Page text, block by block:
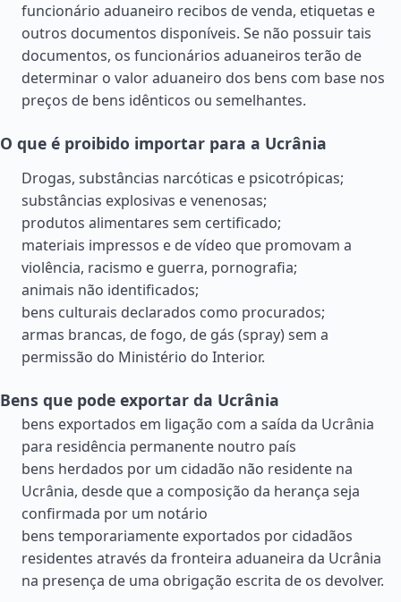
funcionário aduaneiro recibos de venda, etiquetas e
outros documentos disponíveis. Se não possuir tais
documentos, os funcionários aduaneiros terão de
determinar o valor aduaneiro dos bens com base nos
preços de bens idênticos ou semelhantes.
O que é proibido importar para a Ucrânia
Drogas, substâncias narcóticas e psicotrópicas;
substâncias explosivas e venenosas;
produtos alimentares sem certificado;
materiais impressos e de vídeo que promovam a
violência, racismo e guerra, pornografia;
animais não identificados;
bens culturais declarados como procurados;
armas brancas, de fogo, de gás (spray) sem a
permissão do Ministério do Interior.
Bens que pode exportar da Ucrânia
bens exportados em ligação com a saída da Ucrânia
para residência permanente noutro país
bens herdados por um cidadão não residente na
Ucrânia, desde que a composição da herança seja
confirmada por um notário
bens temporariamente exportados por cidadãos
residentes através da fronteira aduaneira da Ucrânia
na presença de uma obrigação escrita de os devolver.